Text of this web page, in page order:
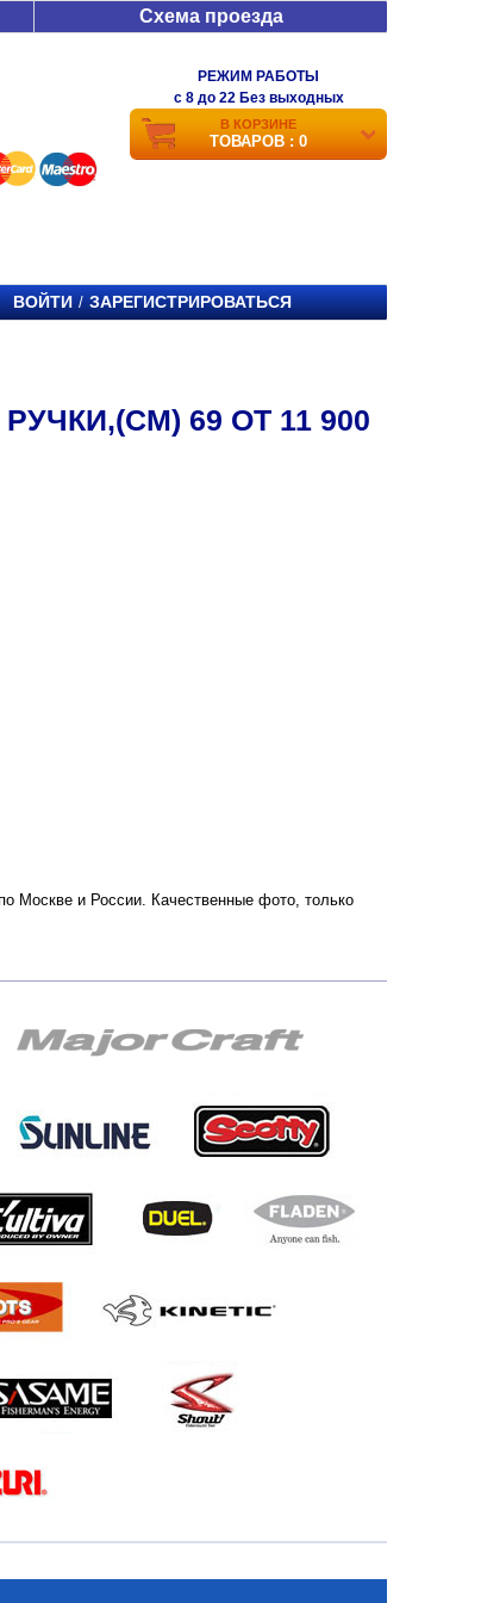
Схема проезда
РЕЖИМ РАБОТЫ
c 8 до 22 Без выходных
В КОРЗИНЕ
ТОВАРОВ : 0
ВОЙТИ / ЗАРЕГИСТРИРОВАТЬСЯ
69 ОТ 11 900
Москве и России. Качественные фото, только